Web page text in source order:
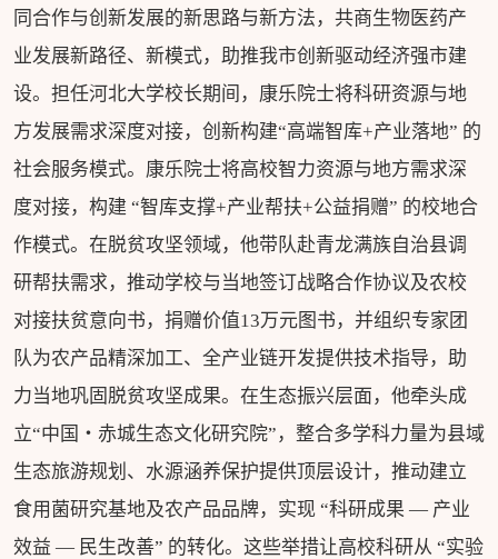
同合作与创新发展的新思路与新方法，共商生物医药产
业发展新路径、新模式，助推我市创新驱动经济强市建
设。担任河北大学校长期间，康乐院士将科研资源与地
方发展需求深度对接，创新构建“高端智库+产业落地” 的
社会服务模式。康乐院士将高校智力资源与地方需求深
度对接，构建 “智库支撑+产业帮扶+公益捐赠” 的校地合
作模式。在脱贫攻坚领域，他带队赴青龙满族自治县调
研帮扶需求，推动学校与当地签订战略合作协议及农校
对接扶贫意向书，捐赠价值13万元图书，并组织专家团
队为农产品精深加工、全产业链开发提供技术指导，助
力当地巩固脱贫攻坚成果。在生态振兴层面，他牵头成
立“中国・赤城生态文化研究院”，整合多学科力量为县域
生态旅游规划、水源涵养保护提供顶层设计，推动建立
食用菌研究基地及农产品品牌，实现 “科研成果 — 产业
效益 — 民生改善” 的转化。这些举措让高校科研从 “实验